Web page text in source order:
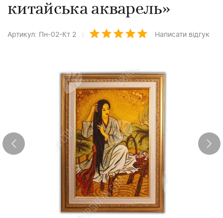
китайська акварель»
Артикул: Пн-02-Кт 2 Написати відгук